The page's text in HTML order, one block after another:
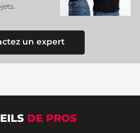
un expert
DE PROS